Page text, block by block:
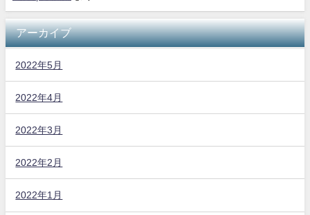
アーカイブ
2022年5月
2022年4月
2022年3月
2022年2月
2022年1月